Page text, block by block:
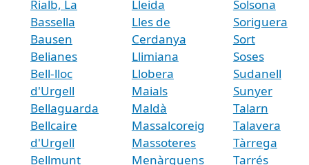
Rialb, La
Bassella
Bausen
Belianes
Bell-lloc
d'Urgell
Bellaguarda
Bellcaire
d'Urgell
Bellmunt
Lleida
Lles de
Cerdanya
Llimiana
Llobera
Maials
Maldà
Massalcoreig
Massoteres
Menàrguens
Solsona
Soriguera
Sort
Soses
Sudanell
Sunyer
Talarn
Talavera
Tàrrega
Tarrés